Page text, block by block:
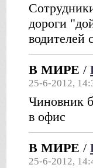
дороги
водителей
В МИРЕ /
25-6-2012,
Чиновник
в офис
В МИРЕ /
25-6-2012,